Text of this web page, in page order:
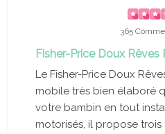
365
Fisher-Price Doux Rêves
Le Fisher-Price Doux
mobile très bien élaboré
votre bambin en tout
motorisés, il propose trois